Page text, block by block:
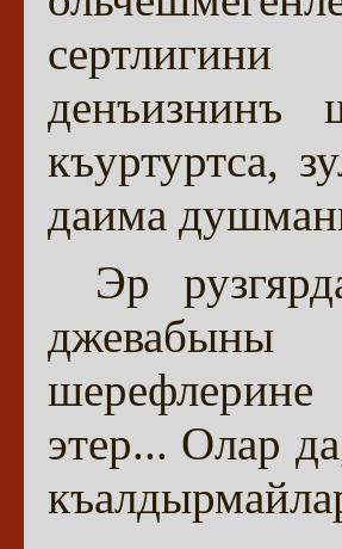
денъизнинъ
къуртуртса,
даима
Эр
джевабыны
этер... Олар